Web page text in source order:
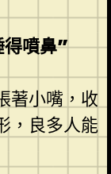
噴鼻”
著小嘴，收
，良多人能